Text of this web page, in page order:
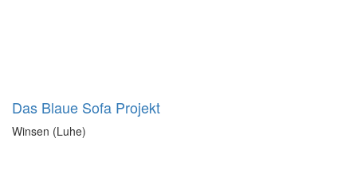
Das Blaue Sofa Projekt
Winsen (Luhe)